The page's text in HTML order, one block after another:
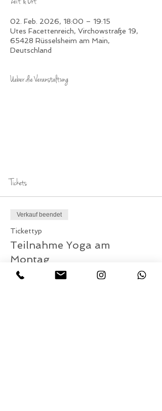
02. Feb. 2026, 18:00 – 19:15
Utes Facettenreich, Virchowstraße 19,
65428 Rüsselsheim am Main,
Deutschland
Ueber die Veranstaltung
Tickets
Verkauf beendet
Tickettyp
Teilnahme Yoga am
Montag
Preis